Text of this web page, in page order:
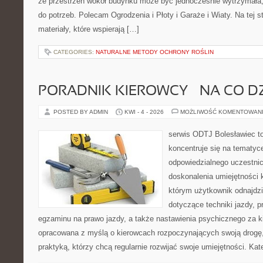
do potrzeb. Polecam Ogrodzenia i Płoty i Garaże i Wiaty. Na tej
materiały, które wspierają […]
CATEGORIES: NATURALNE METODY OCHRONY ROŚLIN
PORADNIK KIEROWCY – NA CO
POSTED BY ADMIN KWI - 4 - 2026 MOŻLIWOŚĆ
serwis ODTJ Bolesławiec
koncentruje się na
odpowiedzialnego
doskonalenia umiejętności
którym użytkownik
dotyczące techniki jazdy,
egzaminu na prawo jazdy, a także nastawienia psychicznego za
opracowana z myślą o kierowcach rozpoczynających swoją
praktyką, którzy chcą regularnie rozwijać swoje umiejętności.